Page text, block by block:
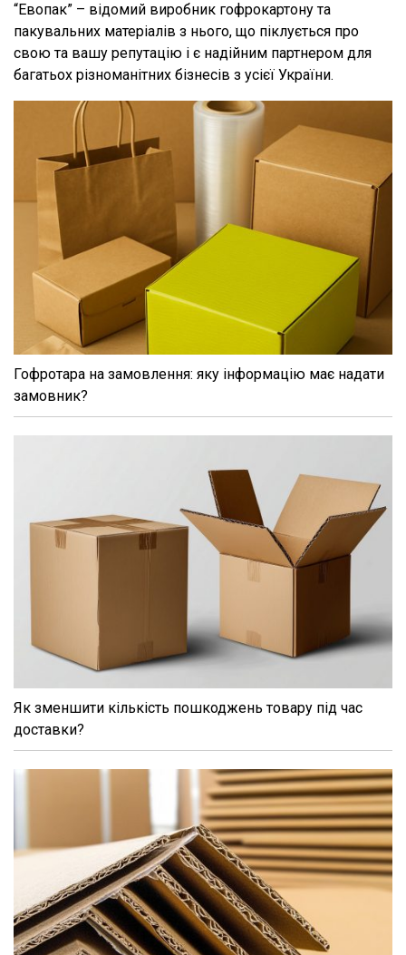
“Евопак” – відомий виробник гофрокартону та
пакувальних матеріалів з нього, що піклується про
свою та вашу репутацію і є надійним партнером для
багатьох різноманітних бізнесів з усієї України.
Гофротара на замовлення: яку інформацію має надати
замовник?
Як зменшити кількість пошкоджень товару під час
доставки?